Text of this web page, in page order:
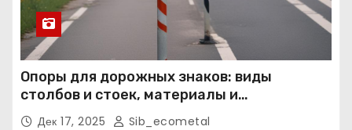
Опоры для дорожных знаков: виды
столбов и стоек, материалы и
нормативные требования
Дек 17, 2025 Sib_ecometal